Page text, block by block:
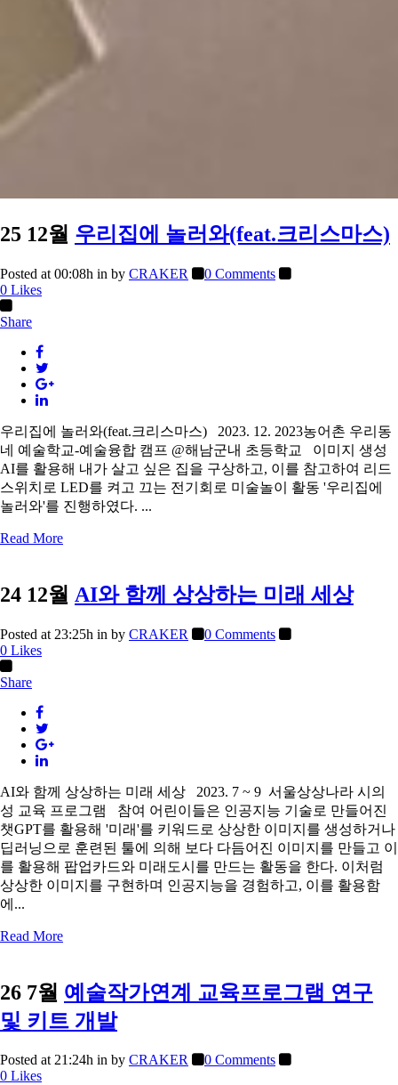
25 12월 우리집에 놀러와(feat.크리스마스)
Posted at 00:08h in by CRAKER
0 Comments
0 Likes
Share
우리집에 놀러와(feat.크리스마스) 2023. 12. 2023농어촌 우리동
네 예술학교-예술융합 캠프 @해남군내 초등학교 이미지 생성
AI를 활용해 내가 살고 싶은 집을 구상하고, 이를 참고하여 리드
스위치로 LED를 켜고 끄는 전기회로 미술놀이 활동 '우리집에
놀러와'를 진행하였다. ...
Read More
24 12월 AI와 함께 상상하는 미래 세상
Posted at 23:25h in by CRAKER
0 Comments
0 Likes
Share
AI와 함께 상상하는 미래 세상 2023. 7 ~ 9 서울상상나라 시의
성 교육 프로그램 참여 어린이들은 인공지능 기술로 만들어진
챗GPT를 활용해 '미래'를 키워드로 상상한 이미지를 생성하거나
딥러닝으로 훈련된 툴에 의해 보다 다듬어진 이미지를 만들고 이
를 활용해 팝업카드와 미래도시를 만드는 활동을 한다. 이처럼
상상한 이미지를 구현하며 인공지능을 경험하고, 이를 활용함
에...
Read More
26 7월 예술작가연계 교육프로그램 연구
및 키트 개발
Posted at 21:24h in by CRAKER
0 Comments
0 Likes